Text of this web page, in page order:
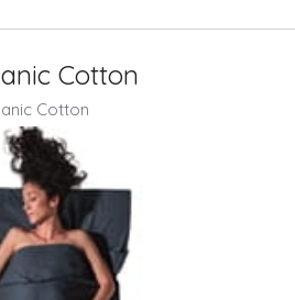
Cotton
Cotton